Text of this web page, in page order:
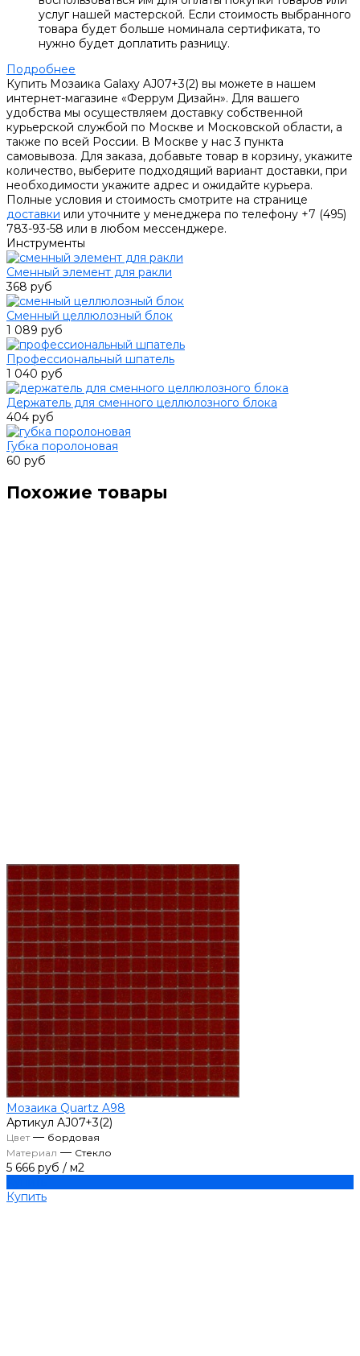
услуг нашей мастерской. Если стоимость выбранного
товара будет больше номинала сертификата, то
нужно будет доплатить разницу.
Подробнее
Купить Мозаика Galaxy AJ07+3(2) вы можете в нашем
интернет-магазине «Феррум Дизайн». Для вашего
удобства мы осуществляем доставку собственной
курьерской службой по Москве и Московской области, а
также по всей России. В Москве у нас 3 пункта
самовывоза. Для заказа, добавьте товар в корзину, укажите
количество, выберите подходящий вариант доставки, при
необходимости укажите адрес и ожидайте курьера.
Полные условия и стоимость смотрите на странице
доставки или уточните у менеджера по телефону +7 (495)
783-93-58 или в любом мессенджере.
Инструменты
Сменный элемент для ракли
368 руб
Сменный целлюлозный блок
1 089 руб
Профессиональный шпатель
1 040 руб
Держатель для сменного целлюлозного блока
404 руб
Губка поролоновая
60 руб
Похожие товары
Мозаика Quartz A98
Артикул AJ07+3(2)
Цвет— бордовая
Материал — Стекло
5 666 руб / м2
Купить